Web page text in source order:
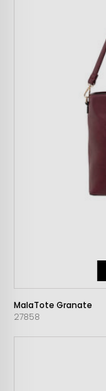
MalaTote Granate
27858